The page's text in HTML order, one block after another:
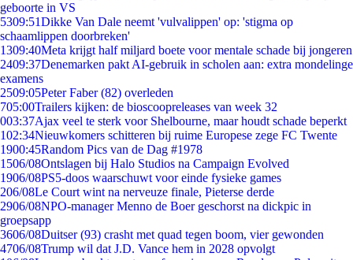
geboorte in VS
5309:51Dikke Van Dale neemt 'vulvalippen' op: 'stigma op
schaamlippen doorbreken'
1309:40Meta krijgt half miljard boete voor mentale schade bij jongeren
2409:37Denemarken pakt AI-gebruik in scholen aan: extra mondelinge
examens
2509:05Peter Faber (82) overleden
705:00Trailers kijken: de bioscoopreleases van week 32
003:37Ajax veel te sterk voor Shelbourne, maar houdt schade beperkt
102:34Nieuwkomers schitteren bij ruime Europese zege FC Twente
1900:45Random Pics van de Dag #1978
1506/08Ontslagen bij Halo Studios na Campaign Evolved
1906/08PS5-doos waarschuwt voor einde fysieke games
206/08Le Court wint na nerveuze finale, Pieterse derde
2906/08NPO-manager Menno de Boer geschorst na dickpic in
groepsapp
3606/08Duitser (93) crasht met quad tegen boom, vier gewonden
4706/08Trump wil dat J.D. Vance hem in 2028 opvolgt